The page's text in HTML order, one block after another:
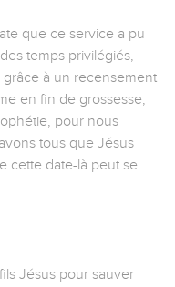
que ce service a pu
temps privilégiés,
grâce à un recensement
en fin de grossesse,
pour nous
tous que Jésus
cette date-là peut se
Jésus pour sauver